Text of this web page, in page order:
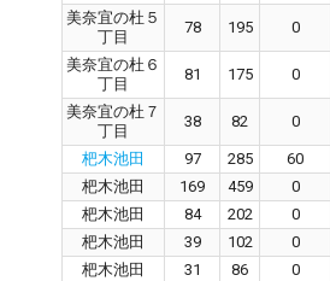
美奈宜の杜５
丁目
78 195 0
美奈宜の杜６
丁目
81 175 0
美奈宜の杜７
丁目
38 82 0
杷木池田 97 285 60
杷木池田
169 459 0
杷木池田
84 202 0
杷木池田
39 102 0
杷木池田
31 86 0